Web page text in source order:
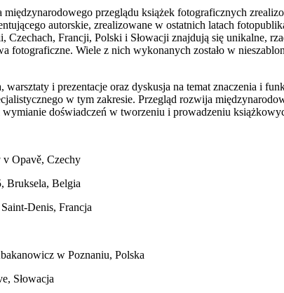
przeglądu książek fotograficznych
autorskie, zrealizowane w ostatnich latach
Francji, Polski i Słowacji znajdują się unikalne,
fotograficzne. Wiele z nich wykonanych zostało w
i prezentacje oraz dyskusja na temat znaczenia i
w tym zakresie. Przegląd rozwija
wymianie doświadczeń w tworzeniu i prowadzeniu
Opavě, Czechy
Bruksela, Belgia
Denis, Francja
w Poznaniu, Polska
Słowacja